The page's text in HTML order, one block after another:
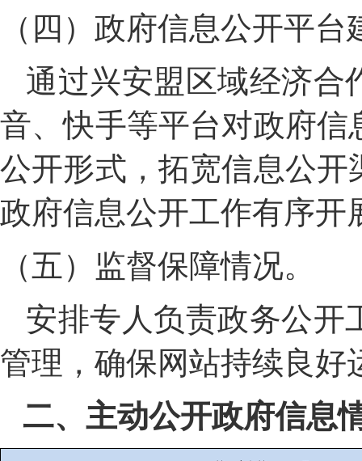
（四）政府信息公开平
通过兴安盟区域经济合
音、快手等平台对政府
公开形式，拓宽信息公
政府信息公开工作有序开
（五）监督保障情况。
安排专人负责政务公开
管理，确保网站持续良好
二、主动公开政府信息